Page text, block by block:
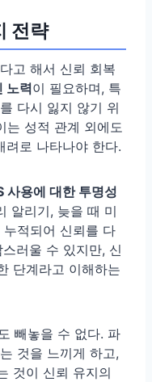
전략
고 해서 신뢰 회복
노력이 필요하며, 특
다시 잃지 않기 위
는 성적 관계 외에도
려로 나타나야 한다.
사용에 대한 투명성
알리기, 늦을 때 미
적되어 신뢰를 다
러울 수 있지만, 신
단계라고 이해하는
빼놓을 수 없다. 파
것을 느끼게 하고,
것이 신뢰 유지의